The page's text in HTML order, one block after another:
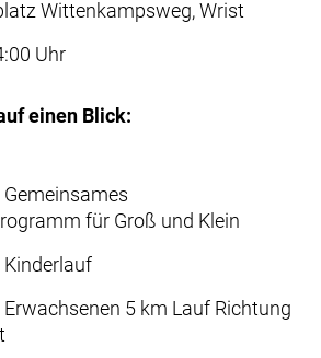
Wittenkampsweg, Wrist
Uhr
einen Blick:
Gemeinsames
für Groß und Klein
Kinderlauf
Erwachsenen 5 km Lauf Richtung